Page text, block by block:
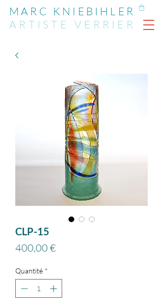
MARC KNIEBIHLER
ARTIST EVERRIER
CLP-15
400,00 €
Quantité *